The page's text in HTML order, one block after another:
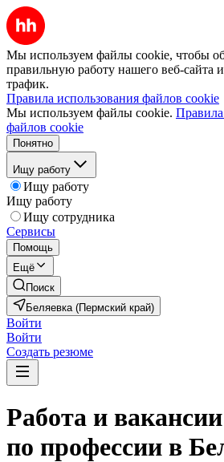
Мы используем файлы cookie, чтобы
правильную работу нашего веб-сайта
трафик.
Правила использования файлов cookie
Мы используем файлы cookie.
файлов cookie
Понятно
Ищу работу
Ищу работу
Ищу работу
Ищу сотрудника
Сервисы
Помощь
Ещё
Поиск
Беляевка (Пермский край)
Войти
Войти
Создать резюме
Работа и вакансии
по профессии в